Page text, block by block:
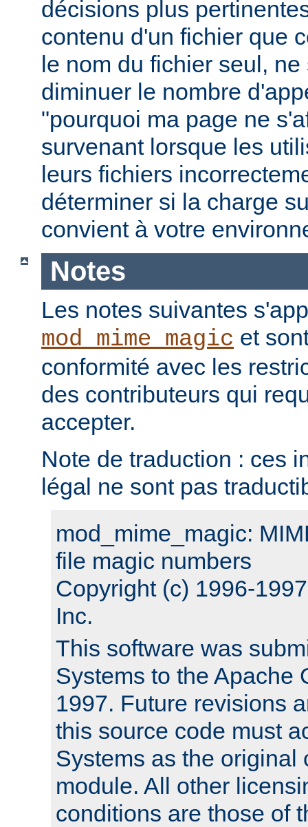
décisions plus
contenu d'un fichier que
le nom du fichier seul,
diminuer le nombre
"pourquoi ma page ne
survenant lorsque les
leurs fichiers
déterminer si la charge
convient à votre
Notes
Les notes suivantes
mod_mime_magic et
conformité avec les
des contributeurs qui
accepter.
Note de traduction : ces
légal ne sont pas
mod_mime_magic:
file magic numbers
Copyright (c) 1996-
Inc.
This software was
Systems to the Apache
1997. Future revisions
this source code must
Systems as the original
module. All other
conditions are those of